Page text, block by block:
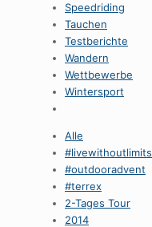
Speedriding
Tauchen
Testberichte
Wandern
Wettbewerbe
Wintersport
Alle
#livewithoutlimits
#outdooradvent
#terrex
2-Tages Tour
2014